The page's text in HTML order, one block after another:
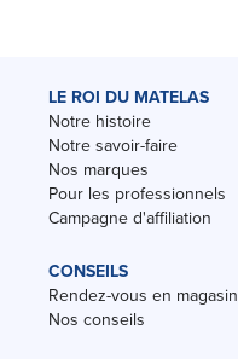
LE ROI DU MATELAS
Notre histoire
Notre savoir-faire
Nos marques
Pour les professionnels
Campagne d'affiliation
CONSEILS
Rendez-vous en magasin
Nos conseils